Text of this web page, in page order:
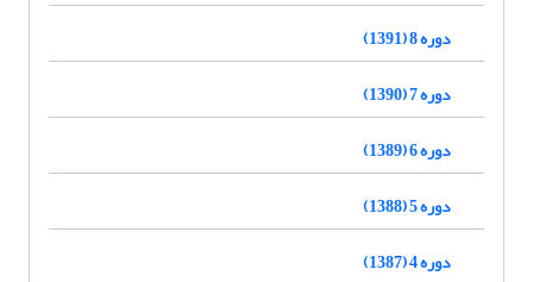
دوره 8 (1391)
دوره 7 (1390)
دوره 6 (1389)
دوره 5 (1388)
دوره 4 (1387)